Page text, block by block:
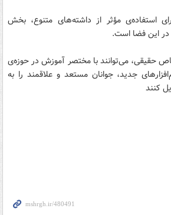
استفاده‌ی مؤثر از داشته‌های متنوع، بخش
این فضا است.
حقیقی، می‌توانند با مختصر آموزش در حوزه‌ی
جدید، جوانان مستعد و علاقمند را به
کنند